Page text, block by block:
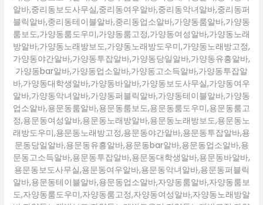
알바,중리동보도사무실,중리동여우알바,중리동악녀알바,중리동퍼
블릭알바,중리동테이블알바,중리동업소알바,가양동룸알바,가양동
룸보도,가양동룸도우미,가양동룸고정,가양동여성알바,가양동노래
방알바,가양동노래방보도,가양동노래방도우미,가양동노래방고정,
가양동야간알바,가양동투잡알바,가양동당일알바,가양동유흥알바,
가양동bar알바,가양동업소알바,가양동고소득알바,가양동투잡알
바,가양동대학생알바,가양동바알바,가양동보도사무실,가양동여우
알바,가양동악녀알바,가양동퍼블릭알바,가양동테이블알바,가양동
업소알바,용문동룸알바,용문동룸보도,용문동룸도우미,용문동룸고
정,용문동여성알바,용문동노래방알바,용문동노래방보도,용문동노
래방도우미,용문동노래방고정,용문동야간알바,용문동투잡알바,용
문동당일알바,용문동유흥알바,용문동bar알바,용문동업소알바,용
문동고소득알바,용문동투잡알바,용문동대학생알바,용문동바알바,
용문동보도사무실,용문동여우알바,용문동악녀알바,용문동퍼블릭
알바,용문동테이블알바,용문동업소알바,자양동룸알바,자양동룸보
도,자양동룸도우미,자양동룸고정,자양동여성알바,자양동노래방알